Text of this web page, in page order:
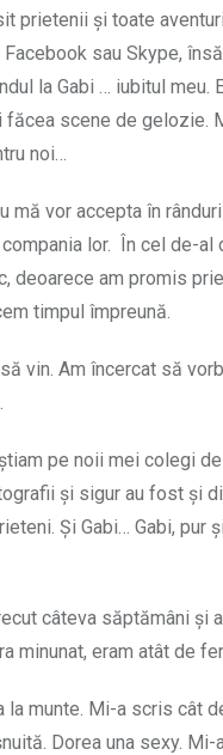
prietenii și toate
sau Skype,
la Gabi … iubitul
scene de
noi…
vor accepta în
lor. În cel de-al
am promis
timpul împreună.
vin. Am încercat să
pe noii mei colegi
și sigur au fost și
Și Gabi… Gabi,
câteva săptămâni
minunat, eram atât de
munte. Mi-a scris cât
Dorea una sexy.